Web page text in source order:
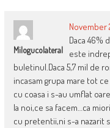
Milogucolateral
November
Daca 46%
este
buletinul.Daca 5,7 mil de
incasam grupa mare tot
cu coasa i s-au umflat
la noi,ce sa facem…ca
cu pretentii,ni s-a nazarit